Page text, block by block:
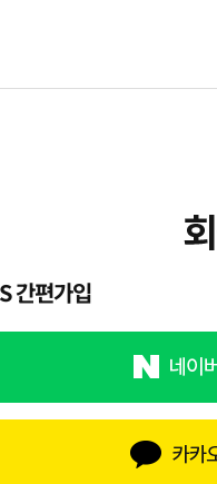
간편가입